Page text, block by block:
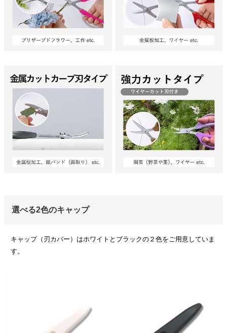
選べる2色のキャップ
キャップ（刃カバー）はホワイトとブラックの２色をご用意していま
す。